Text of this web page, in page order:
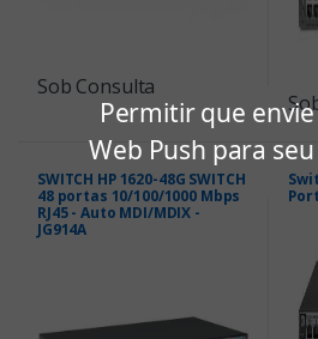
Permitir que
Web Push para
Sob Consulta
SWITCH HP 1620-48G SWITCH
48 portas 10/100/1000 Mbps
RJ45 - Auto MDI/MDIX -
JG914A